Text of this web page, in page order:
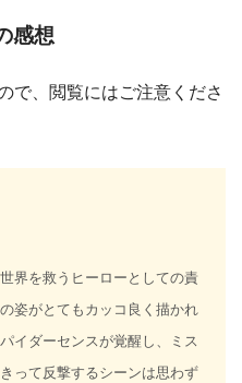
感想
で、閲覧にはご注意くださ
界を救うヒーローとしての責
姿がとてもカッコ良く描かれ
イダーセンスが覚醒し、ミス
って反撃するシーンは思わず